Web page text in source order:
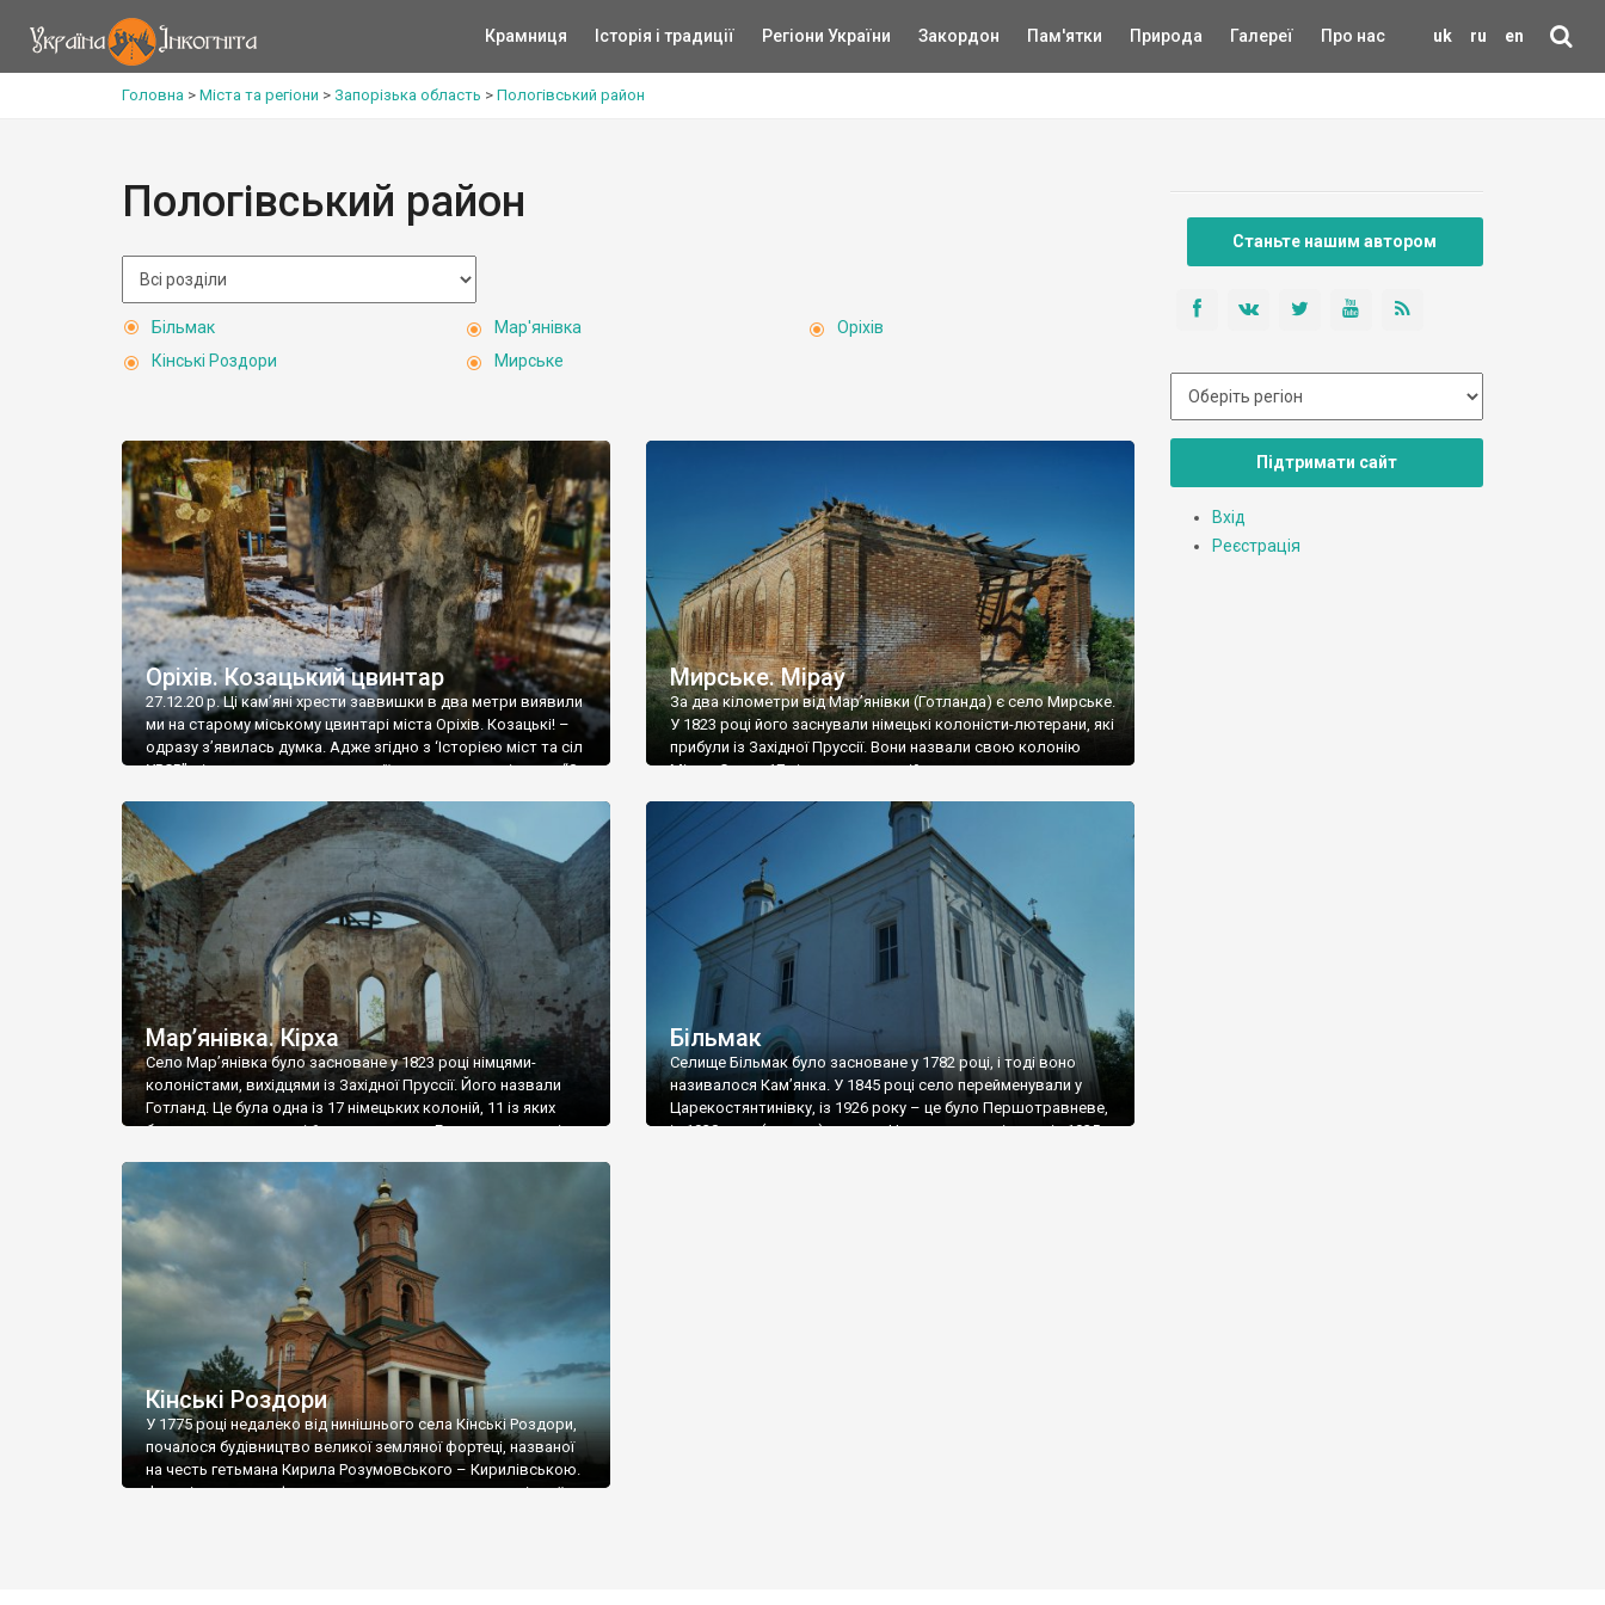
uk ru en
Крамниця Історія і традиції Регіони України Закордон Пам'ятки Природа Галереї Про нас
Головна > Міста та регіони > Запорізька область > Пологівський район
Пологівський район
Більмак
Кінські Роздори
Мар'янівка
Мирське
Оріхів
Оріхів. Козацький цвинтар
27.12.20 р. Ці кам’яні хрести заввишки в два метри виявили
ми на старому міському цвинтарі міста Оріхів. Козацькі! –
одразу з’явилась думка. Адже згідно з ‘Історією міст та сіл
УРСР” місто виникло на території козацького зимівника: “За
березі Конки великий зимівник. Конка була тоді
повноводною річкою, обабіч […]
Мирське. Мірау
За два кілометри від Мар’янівки (Готланда) є село Мирське.
У 1823 році його заснували німецькі колоністи-лютерани, які
прибули із Західної Пруссії. Вони назвали свою колонію
Мірау. Серед 17 німецьких колоній вона отримала
зведено лютеранську кірху. Стиль будівлі – неоготичний.
Храм, звичайно, в радянські часи закрили. Тут […]
Мар’янівка. Кірха
Село Мар’янівка було засноване у 1823 році німцями-
колоністами, вихідцями із Західної Пруссії. Його назвали
Готланд. Це була одна із 17 німецьких колоній, 11 із яких
були лютеранськими і 6 католицькими, Готланд – колонія
засновано ще одну німецьку колонію – Кампенау. Вже у
радянські часи ці […]
Більмак
Селище Більмак було засноване у 1782 році, і тоді воно
називалося Кам’янка. У 1845 році село перейменували у
Царекостянтинівку, із 1926 року – це було Першотравневе,
із 1930 року (дивина) – знову Царекостянтинівка, а із 1935
Кінські Роздори
У 1775 році недалеко від нинішнього села Кінські Роздори,
почалося будівництво великої земляної фортеці, названої
на честь гетьмана Кирила Розумовського – Кирилівською.
Функціонувала ця фортеця недовго, але недалеко від неї
Станьте нашим автором
Підтримати сайт
Вхід
Реєстрація